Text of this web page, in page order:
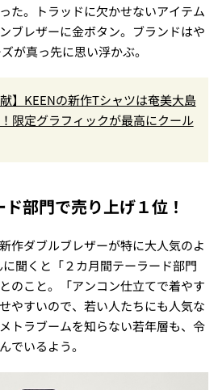
た。トラッドに欠かせないアイテム
ブレザーに金ボタン。ブランドはや
が真っ先に思い浮かぶ。
】KEENの新作Tシャツは奄美大島
限定グラフィックが最高にクール
部門で売り上げ１位！
作ダブルブレザーが特に大人気のよ
聞くと「２カ月間テーラード部門
のこと。「アンコン仕立てで着やす
やすいので、若い人たちにも人気な
トラブームを知らない若年層も、令
でいるよう。